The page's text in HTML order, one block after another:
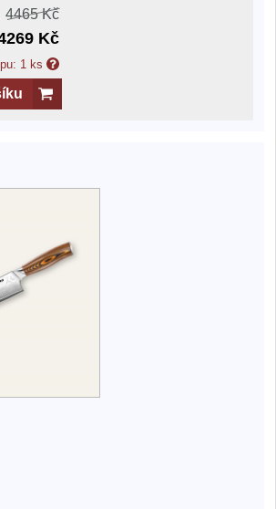
4465 Kč
Kč
1 ks